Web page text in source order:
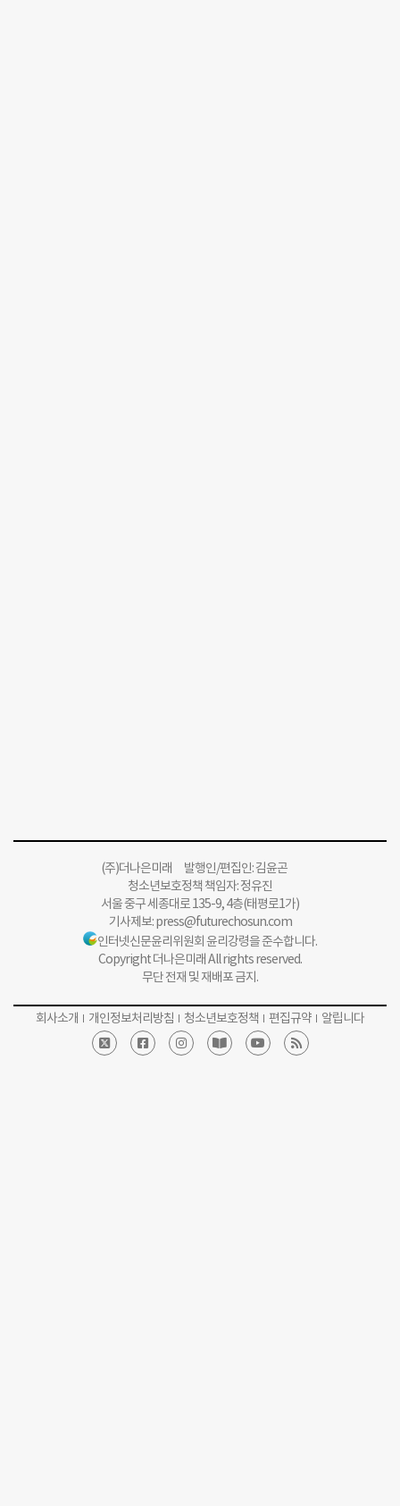
(주)더나은미래 발행인/편집인: 김윤곤
청소년보호정책 책임자: 정유진
서울 중구 세종대로 135-9, 4층(태평로1가)
기사제보:press@futurechosun.com
인터넷신문윤리위원회 윤리강령을 준수합니다.
Copyright 더나은미래 All rights reserved.
무단 전재 및 재배포 금지.
회사소개 개인정보처리방침 청소년보호정책 편집규약 알립니다